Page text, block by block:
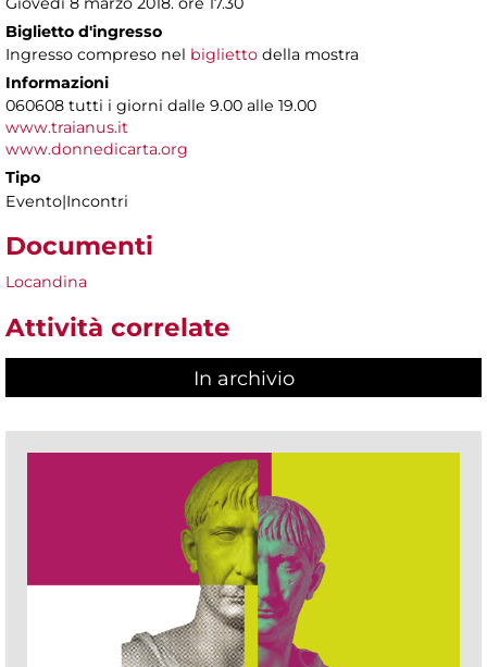
Biglietto d'ingresso
Ingresso compreso nel biglietto della mostra
Informazioni
060608 tutti i giorni dalle 9.00 alle 19.00
www.traianus.it
www.donnedicarta.org
Tipo
Evento|Incontri
Documenti
Locandina
Attività correlate
In archivio